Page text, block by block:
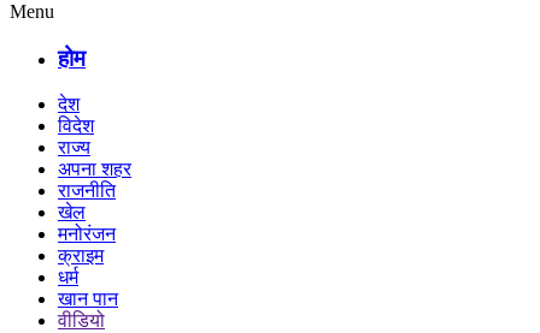
Menu
होम
देश
विदेश
राज्य
अपना शहर
राजनीति
खेल
मनोरंजन
क्राइम
धर्म
खान पान
वीडियो